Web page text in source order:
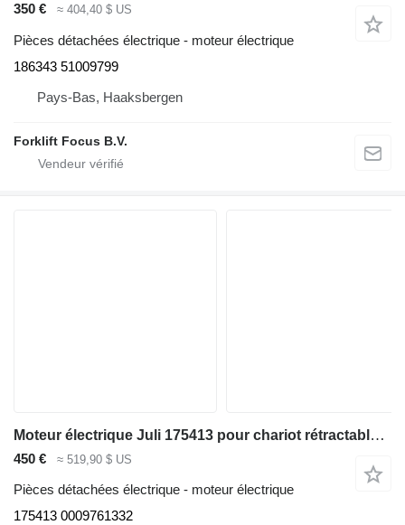
350 € ≈ 404,40 $ US
Pièces détachées électrique - moteur électrique
186343 51009799
Pays-Bas, Haaksbergen
Forklift Focus B.V.
Moteur électrique Juli 175413 pour chariot rétractable Linde R14G-12, Series 115-12
450 € ≈ 519,90 $ US
Pièces détachées électrique - moteur électrique
175413 0009761332